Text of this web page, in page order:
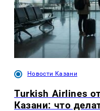
Новости Казани
Turkish Airlines
Казани: что